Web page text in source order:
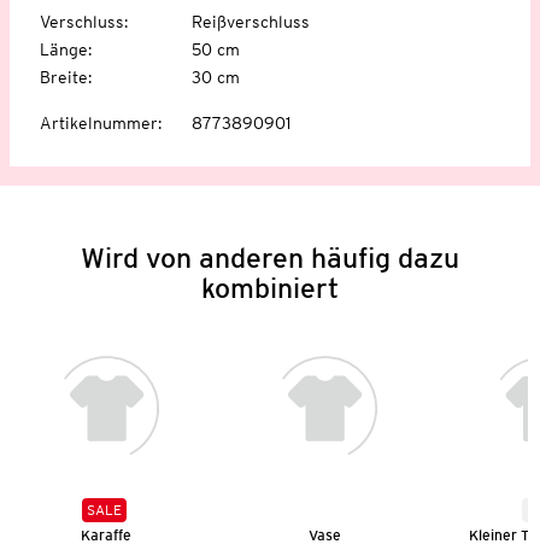
Verschluss:
Reißverschluss
Länge:
50 cm
Breite: 30 cm
Artikelnummer: 8773890901
Wird von anderen häufig dazu
kombiniert
SALE
Karaffe
Vase
Kleiner